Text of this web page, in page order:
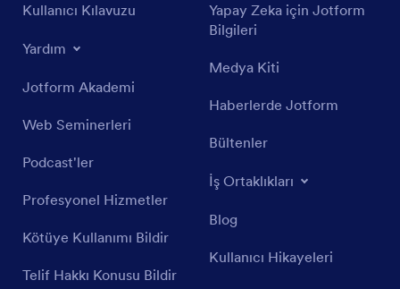
Kullanıcı Kılavuzu
Yardım
Jotform Akademi
Web Seminerleri
Podcast'ler
Profesyonel Hizmetler
Kötüye Kullanımı Bildir
Telif Hakkı Konusu Bildir
Yapay Zeka için Jotform
Bilgileri
Medya Kiti
Haberlerde Jotform
Bültenler
İş Ortaklıkları
Blog
Kullanıcı Hikayeleri